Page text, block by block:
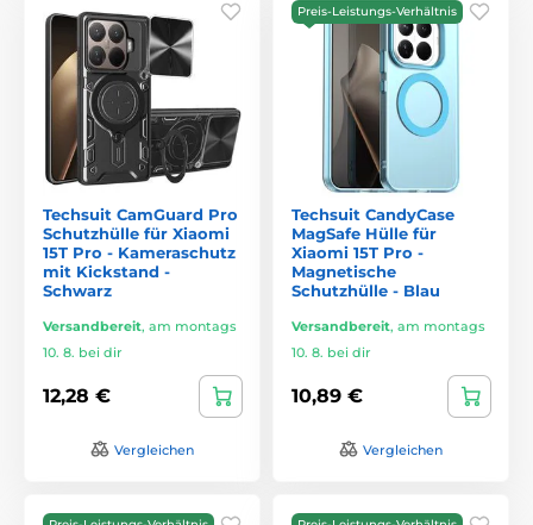
Techsuit CamGuard Pro
Schutzhülle für Xiaomi
15T Pro - Kameraschutz
mit Kickstand -
Schwarz
Versandbereit, am montags
10. 8. bei dir
12,28 €
Vergleichen
Preis-Leistungs-Verhältnis
Techsuit CandyCase
MagSafe Hülle für
Xiaomi 15T Pro -
Magnetische
Schutzhülle - Blau
Versandbereit, am montags
10. 8. bei dir
10,89 €
Vergleichen